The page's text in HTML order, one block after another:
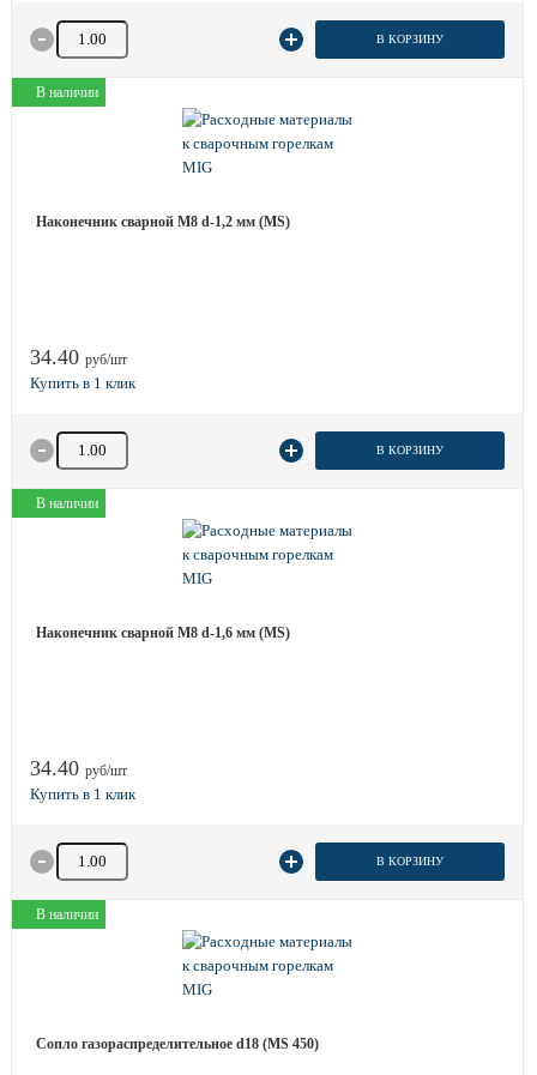
Количество товара В КОРЗИНУ
В наличии
Наконечник сварной М8 d-1,2 мм (MS)
34.40 руб/шт
Количество товара В КОРЗИНУ
В наличии
Наконечник сварной М8 d-1,6 мм (MS)
34.40 руб/шт
Количество товара В КОРЗИНУ
В наличии
Сопло газораспределительное d18 (MS 450)